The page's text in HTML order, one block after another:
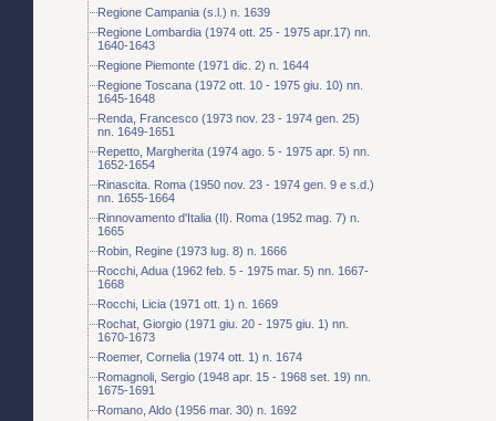
Regione Campania (s.l.) n. 1639
Regione Lombardia (1974 ott. 25 - 1975 apr.17) nn.
1640-1643
Regione Piemonte (1971 dic. 2) n. 1644
Regione Toscana (1972 ott. 10 - 1975 giu. 10) nn.
1645-1648
Renda, Francesco (1973 nov. 23 - 1974 gen. 25)
nn. 1649-1651
Repetto, Margherita (1974 ago. 5 - 1975 apr. 5) nn.
1652-1654
Rinascita. Roma (1950 nov. 23 - 1974 gen. 9 e s.d.)
nn. 1655-1664
Rinnovamento d'Italia (Il). Roma (1952 mag. 7) n.
1665
Robin, Regine (1973 lug. 8) n. 1666
Rocchi, Adua (1962 feb. 5 - 1975 mar. 5) nn. 1667-
1668
Rocchi, Licia (1971 ott. 1) n. 1669
Rochat, Giorgio (1971 giu. 20 - 1975 giu. 1) nn.
1670-1673
Roemer, Cornelia (1974 ott. 1) n. 1674
Romagnoli, Sergio (1948 apr. 15 - 1968 set. 19) nn.
1675-1691
Romano, Aldo (1956 mar. 30) n. 1692